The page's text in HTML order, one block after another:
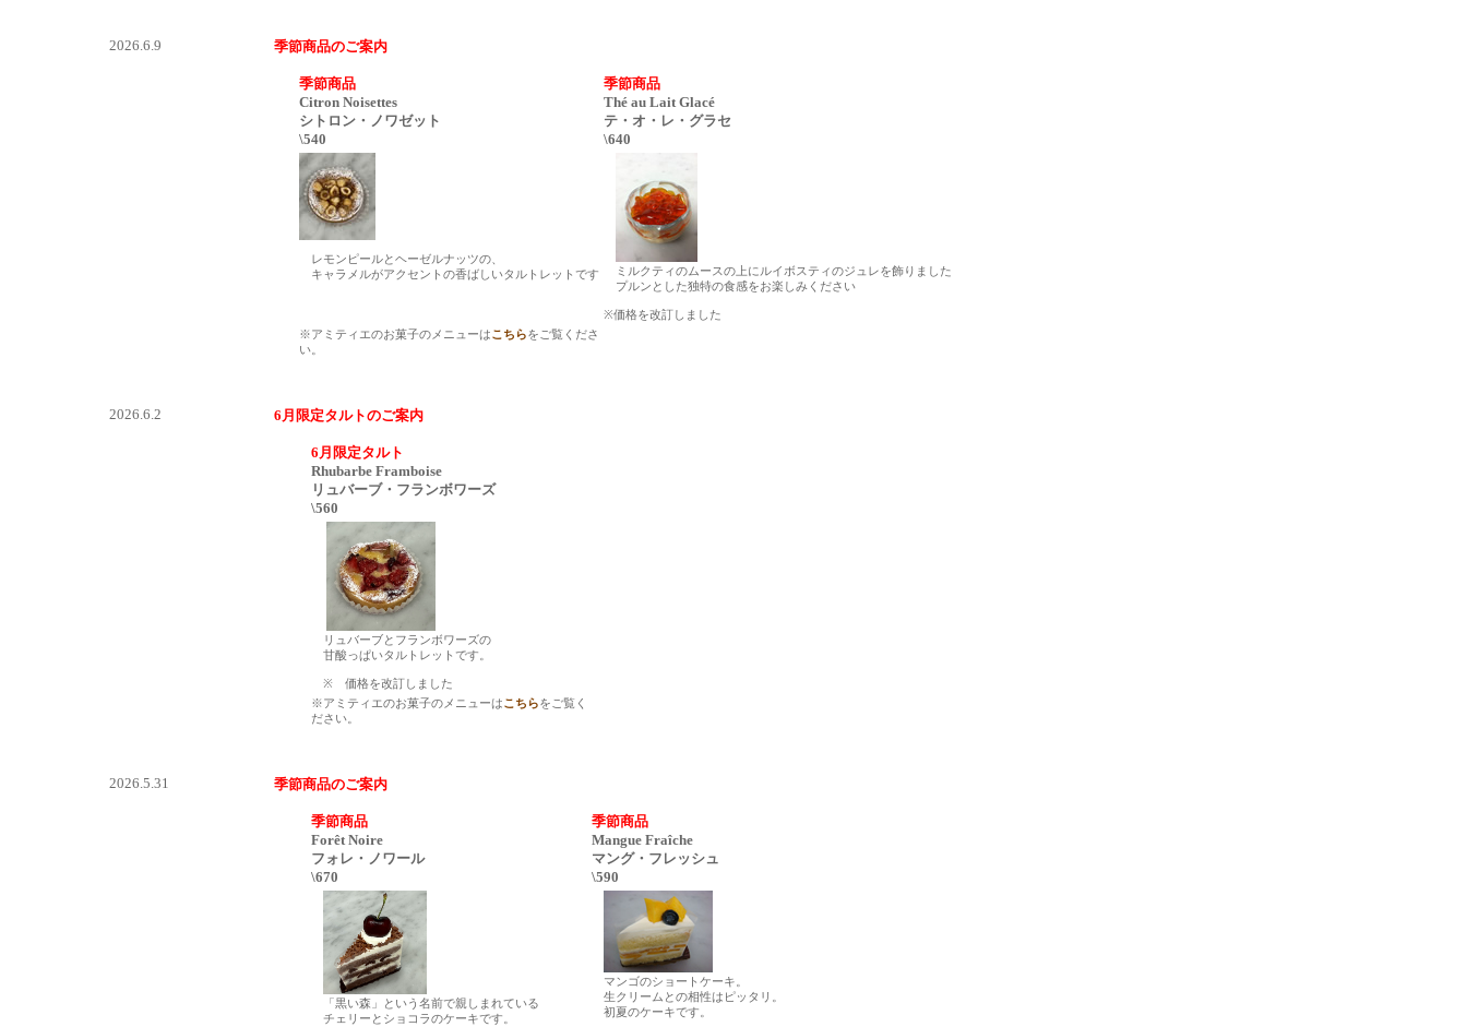
2026.6.9 季節商品のご案内
季節商品
Citron Noisettes
シトロン・ノワゼット
\540
季節商品
Thé au Lait Glacé
テ・オ・レ・グラセ
\640
レモンピールとヘーゼルナッツの、
キャラメルがアクセントの香ばしいタルトレットです
ミルクティのムースの上にルイボスティのジュレを飾りました
プルンとした独特の食感をお楽しみください
※価格を改訂しました
※アミティエのお菓子のメニューはこちらをご覧くださ
い。
2026.6.2 6月限定タルトのご案内
6月限定タルト
Rhubarbe Framboise
リュバーブ・フランボワーズ
\560
リュバーブとフランボワーズの
甘酸っぱいタルトレットです。
※ 価格を改訂しました
※アミティエのお菓子のメニューはこちらをご覧く
ださい。
2026.5.31 季節商品のご案内
季節商品
Forêt Noire
フォレ・ノワール
\670
季節商品
Mangue Fraîche
マング・フレッシュ
\590
「黒い森」という名前で親しまれている
チェリーとショコラのケーキです。
マンゴのショートケーキ。
生クリームとの相性はピッタリ。
初夏のケーキです。